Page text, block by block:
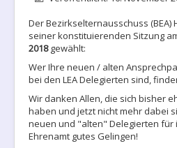
Der Bezirkselternausschuss
seiner konstituierenden Sitzung
2018gewählt:
Wer Ihre neuen / alten
bei den LEA Delegierten sind,
Wir danken Allen, die sich bisher
haben und jetzt nicht mehr dabei
neuen und "alten" Delegierten für
Ehrenamt gutes Gelingen!